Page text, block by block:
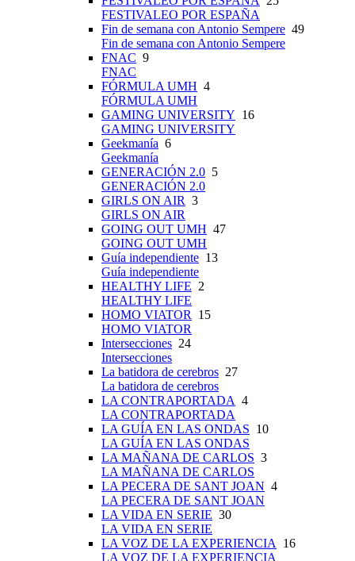
FESTIVALEO POR ESPAÑA
Fin de semana con Antonio Sempere 49
Fin de semana con Antonio Sempere
FNAC 9
FNAC
FÓRMULA UMH 4
FÓRMULA UMH
GAMING UNIVERSITY 16
GAMING UNIVERSITY
Geekmanía 6
Geekmanía
GENERACIÓN 2.0 5
GENERACIÓN 2.0
GIRLS ON AIR 3
GIRLS ON AIR
GOING OUT UMH 47
GOING OUT UMH
Guía independiente 13
Guía independiente
HEALTHY LIFE 2
HEALTHY LIFE
HOMO VIATOR 15
HOMO VIATOR
Intersecciones 24
Intersecciones
La batidora de cerebros 27
La batidora de cerebros
LA CONTRAPORTADA 4
LA CONTRAPORTADA
LA GUÍA EN LAS ONDAS 10
LA GUÍA EN LAS ONDAS
LA MAÑANA DE CARLOS 3
LA MAÑANA DE CARLOS
LA PECERA DE SANT JOAN 4
LA PECERA DE SANT JOAN
LA VIDA EN SERIE 30
LA VIDA EN SERIE
LA VOZ DE LA EXPERIENCIA 16
LA VOZ DE LA EXPERIENCIA